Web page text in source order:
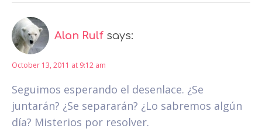
Alan Rulf says:
October 13, 2011 at 9:12 am
Seguimos esperando el desenlace. ¿Se
juntarán? ¿Se separarán? ¿Lo sabremos algún
día? Misterios por resolver.